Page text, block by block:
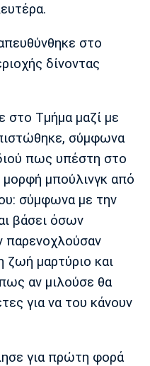
στο
δίνοντας
στο Τμήμα μαζί με
σύμφωνα
πως υπέστη στο
μπούλινγκ από
σύμφωνα με την
βάσει όσων
παρενοχλούσαν
ζωή μαρτύριο και
αν μιλούσε θα
για να του κάνουν
για πρώτη φορά